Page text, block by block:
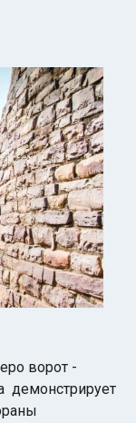
ворот -
демонстрирует